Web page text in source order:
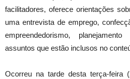
facilitadores, oferece orientações
uma entrevista de emprego,
empreendedorismo,
assuntos que estão inclusos no
Ocorreu na tarde desta terça-feira